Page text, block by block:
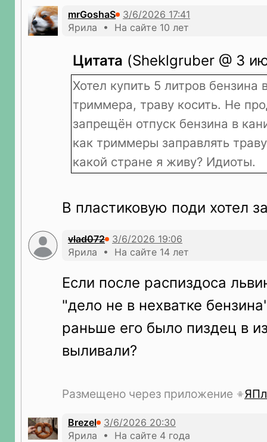
mrGoshaS
Ярила • На сайте 10 лет
Цитата (Sheklgruber @ 3
Хотел купить 5 литров бензина
триммера, траву косить. Не
запрещён отпуск бензина в
как триммеры заправлять
какой стране я живу? Идиоты.
В пластиковую поди хотел
vlad072
Ярила • На сайте 14 лет
Если после распиздоса
"дело не в нехватке
раньше его было пиздец в
выливали?
Размещено через приложение
Brezel
Ярила • На сайте 4 года